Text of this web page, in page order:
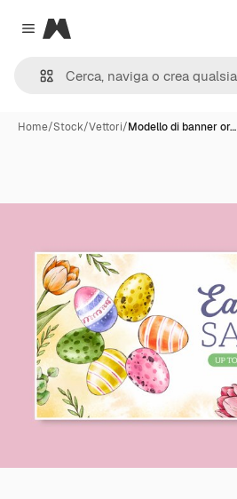
Close menu
Magnific
Home/Stock/Vettori/Modello di banner or…